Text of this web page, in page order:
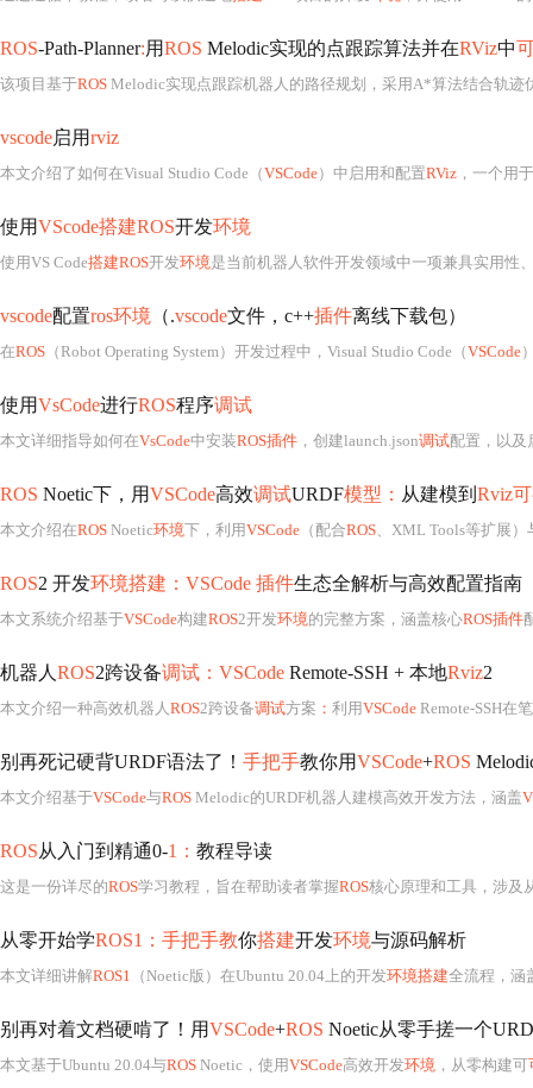
ROS-Path-Planner:用ROS Melodic实现的点跟踪算法并在RViz中
该项目基于ROS Melodic实现点跟踪机器人的路径规划，采用A*算法结合轨迹
vscode启用rviz
本文介绍了如何在Visual Studio Code（VSCode）中启用和配置RViz ，一个用于
使用VScode搭建ROS开发环境
使用VS Code搭建ROS开发环境是当前机器人软件开发领域中一项兼具实用性
vscode配置ros环境 （.vscode文件，c++插件离线下载包）
在ROS （Robot Operating System）开发过程中，Visual Studio Code（VSCode）
使用VsCode进行ROS程序调试
本文详细指导如何在VsCode中安装ROS插件 ，创建launch.json调试配置，以及
ROS Noetic下，用VSCode高效调试URDF模型： 从建模到 Rviz
本文介绍在ROS Noetic环境下，利用VSCode （配合ROS、XML Tools等扩展）
ROS2 开发环境搭建：VSCode 插件生态全解析与高效配置指南
本文系统介绍基于VSCode构建ROS2开发环境的完整方案，涵盖核心ROS插件
机器人 ROS2跨设备调试：VSCode Remote-SSH + 本地Rviz2
本文介绍一种高效机器人ROS2跨设备调试方案 ： 利用VSCode Remote-SSH在
别再死记硬背URDF语法了！ 手把手教你用VSCode+ROS
本文介绍基于VSCode与ROS Melodic的URDF机器人建模高效开发方法，涵盖
ROS从入门到精通0-1： 教程导读
这是一份详尽的ROS学习教程，旨在帮助读者掌握ROS核心原理和工具，涉及从安装配置到分布式通信、仿真工具、机器人设计、导航路径
从零开始学ROS1：手把手教你搭建开发环境与源码解析
本文详细讲解ROS1 （Noetic版）在Ubuntu 20.04上的开发环境搭建全流程，涵
别再对着文档硬啃了！用VSCode+ROS Noetic从零手搓一个
本文基于Ubuntu 20.04与ROS Noetic，使用VSCode高效开发环境 ，从零构建可